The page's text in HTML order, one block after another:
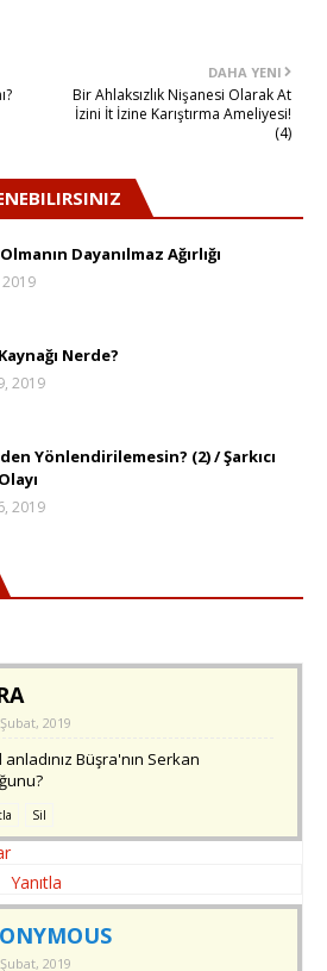
DAHA YENI
Bir Ahlaksızlık Nişanesi Olarak At
İzini İt İzine Karıştırma Ameliyesi!
(4)
Dayanılmaz Ağırlığı
Nerde?
2019
Yönlendirilemesin? (2) / Şarkıcı
2019
2019
anladınız Büşra'nın Serkan
Sil
Yanıtla
2019